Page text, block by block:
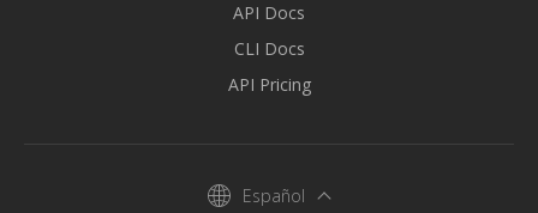
API Docs
CLI Docs
API Pricing
Español